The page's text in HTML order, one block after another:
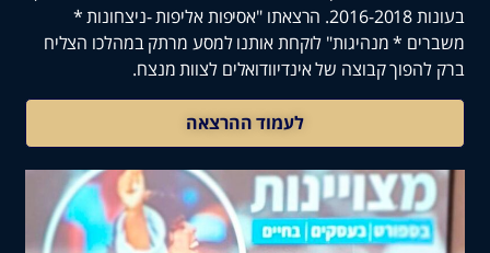
בעונות 2016-2018. הרצאתו "אסיפות אליפות -ניצחונות *
* מנהיגות" לוקחת אותנו למסע מרתק במהלכו הצליח
קבוצה של אינדיוודואלים לצוות מנצח.
לעמוד ההרצאה